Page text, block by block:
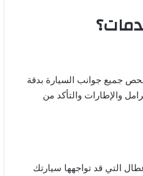
جميع جوانب السيارة بدقة
والإطارات والتأكد من
التي قد تواجهها سيارتك